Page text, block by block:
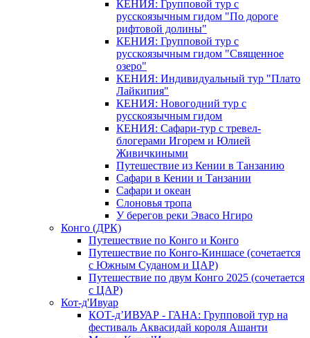
КЕНИЯ: Групповой тур с
русскоязычным гидом "По дороге
рифтовой долины"
КЕНИЯ: Групповой тур с
русскоязычным гидом "Священное
озеро"
КЕНИЯ: Индивидуальный тур "Плато
Лайкипия"
КЕНИЯ: Новогодний тур с
русскоязычным гидом
КЕНИЯ: Сафари-тур с тревел-
блогерами Игорем и Юлией
Живичкиными
Путешествие из Кении в Танзанию
Сафари в Кении и Танзании
Сафари и океан
Слоновья тропа
У берегов реки Эвасо Нгиро
Конго (ДРК)
Путешествие по Конго и Конго
Путешествие по Конго-Киншасе (сочетается
с Южным Суданом и ЦАР)
Путешествие по двум Конго 2025 (сочетается
с ЦАР)
Кот-д'Ивуар
КОТ-д’ИВУАР - ГАНА: Групповой тур на
фестиваль Аквасидай короля Ашанти